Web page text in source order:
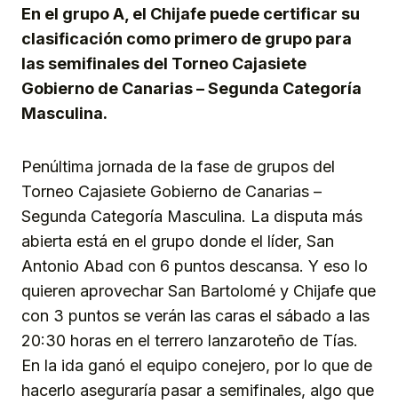
En el grupo A, el Chijafe puede certificar su
clasificación como primero de grupo para
las semifinales del Torneo Cajasiete
Gobierno de Canarias – Segunda Categoría
Masculina.
Penúltima jornada de la fase de grupos del
Torneo Cajasiete Gobierno de Canarias –
Segunda Categoría Masculina. La disputa más
abierta está en el grupo donde el líder, San
Antonio Abad con 6 puntos descansa. Y eso lo
quieren aprovechar San Bartolomé y Chijafe que
con 3 puntos se verán las caras el sábado a las
20:30 horas en el terrero lanzaroteño de Tías.
En la ida ganó el equipo conejero, por lo que de
hacerlo aseguraría pasar a semifinales, algo que